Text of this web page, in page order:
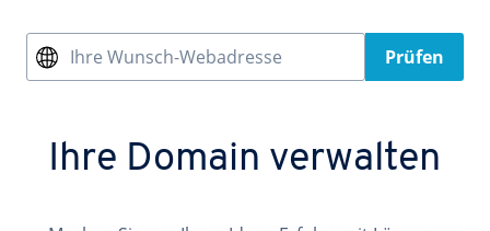
Ihre Wunsch-Webadresse Prüfen
Ihre Domain verwalten